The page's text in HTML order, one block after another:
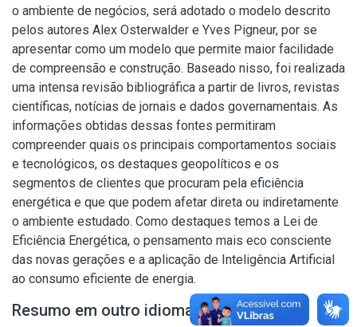
o ambiente de negócios, será adotado o modelo descrito
pelos autores Alex Osterwalder e Yves Pigneur, por se
apresentar como um modelo que permite maior facilidade
de compreensão e construção. Baseado nisso, foi realizada
uma intensa revisão bibliográfica a partir de livros, revistas
científicas, notícias de jornais e dados governamentais. As
informações obtidas dessas fontes permitiram
compreender quais os principais comportamentos sociais
e tecnológicos, os destaques geopolíticos e os
segmentos de clientes que procuram pela eficiência
energética e que que podem afetar direta ou indiretamente
o ambiente estudado. Como destaques temos a Lei de
Eficiência Energética, o pensamento mais eco consciente
das novas gerações e a aplicação de Inteligência Artificial
ao consumo eficiente de energia.
Resumo em outro idioma